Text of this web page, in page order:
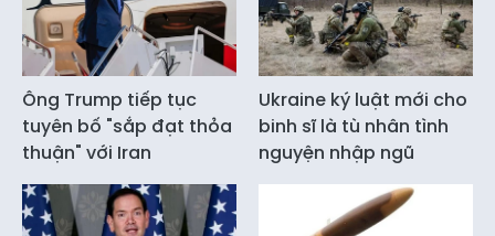
Ông Trump tiếp tục
tuyên bố "sắp đạt thỏa
thuận" với Iran
Ukraine ký luật mới cho
binh sĩ là tù nhân tình
nguyện nhập ngũ